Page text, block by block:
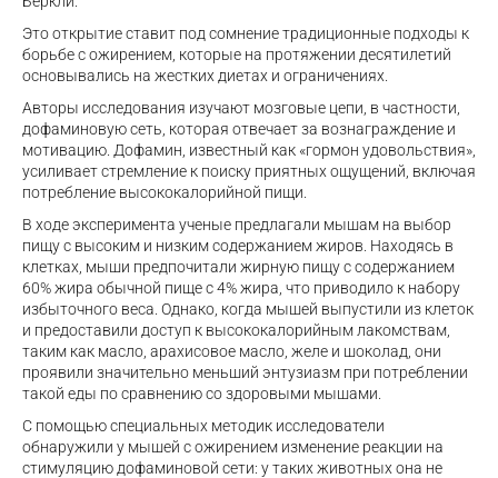
Это открытие ставит под сомнение традиционные подходы к
борьбе с ожирением, которые на протяжении десятилетий
основывались на жестких диетах и ограничениях.
Авторы исследования изучают мозговые цепи, в частности,
дофаминовую сеть, которая отвечает за вознаграждение и
мотивацию. Дофамин, известный как «гормон удовольствия»,
усиливает стремление к поиску приятных ощущений, включая
потребление высококалорийной пищи.
В ходе эксперимента ученые предлагали мышам на выбор
пищу с высоким и низким содержанием жиров. Находясь в
клетках, мыши предпочитали жирную пищу с содержанием
60% жира обычной пище с 4% жира, что приводило к набору
избыточного веса. Однако, когда мышей выпустили из клеток
и предоставили доступ к высококалорийным лакомствам,
таким как масло, арахисовое масло, желе и шоколад, они
проявили значительно меньший энтузиазм при потреблении
такой еды по сравнению со здоровыми мышами.
С помощью специальных методик исследователи
обнаружили у мышей с ожирением изменение реакции на
стимуляцию дофаминовой сети: у таких животных она не